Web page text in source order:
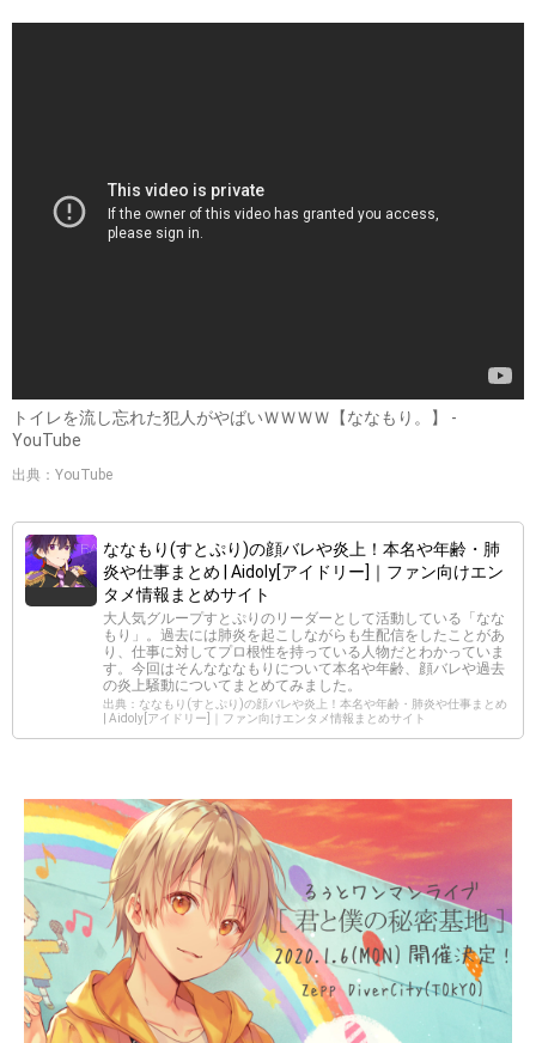
トイレを流し忘れた犯人がやばいＷＷＷＷ【ななもり。】 -
YouTube
出典：YouTube
ななもり(すとぷり)の顔バレや炎上！本名や年齢・肺
炎や仕事まとめ | Aidoly[アイドリー]｜ファン向けエン
タメ情報まとめサイト
大人気グループすとぷりのリーダーとして活動している「なな
もり」。過去には肺炎を起こしながらも生配信をしたことがあ
り、仕事に対してプロ根性を持っている人物だとわかっていま
す。今回はそんなななもりについて本名や年齢、顔バレや過去
の炎上騒動についてまとめてみました。
出典：ななもり(すとぷり)の顔バレや炎上！本名や年齢・肺炎や仕事まとめ
| Aidoly[アイドリー]｜ファン向けエンタメ情報まとめサイト